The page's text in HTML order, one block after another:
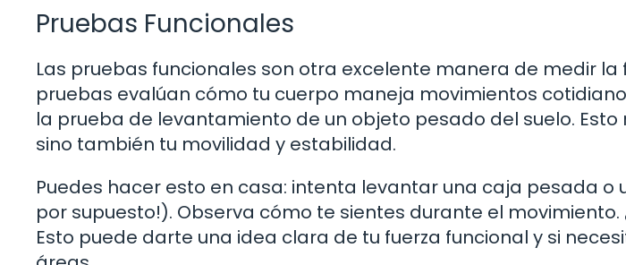
Pruebas Funcionales
Las pruebas funcionales son otra excelente manera de medir la
pruebas evalúan cómo tu cuerpo maneja movimientos
la prueba de levantamiento de un objeto pesado del suelo. Esto
sino también tu movilidad y estabilidad.
Puedes hacer esto en casa: intenta levantar una caja pesada o
por supuesto!). Observa cómo te sientes durante el movimiento.
Esto puede darte una idea clara de tu fuerza funcional y si